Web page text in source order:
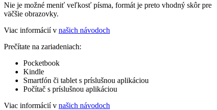
Nie je možné meniť veľkosť písma, formát je preto vhodný skôr pre
väčšie obrazovky.
Viac informácií v našich návodoch
Prečítate na zariadeniach:
Pocketbook
Kindle
Smartfón či tablet s príslušnou aplikáciou
Počítač s príslušnou aplikáciou
Viac informácií v našich návodoch